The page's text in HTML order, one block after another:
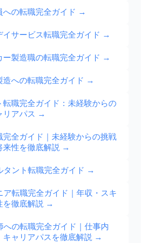
への転職完全ガイド →
イサービス転職完全ガイド →
ー製造職の転職完全ガイド →
造への転職完全ガイド →
転職完全ガイド：未経験からの
リアパス →
完全ガイド｜未経験からの挑戦
来性を徹底解説 →
タント転職完全ガイド →
ア転職完全ガイド｜年収・スキ
を徹底解説 →
への転職完全ガイド｜仕事内
キャリアパスを徹底解説 →